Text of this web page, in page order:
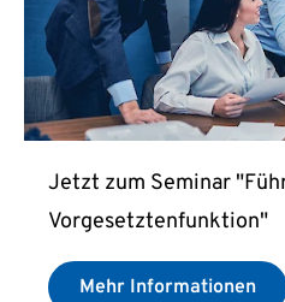
Jetzt zum Seminar
Vorgesetztenfunktion"
Mehr Informationen